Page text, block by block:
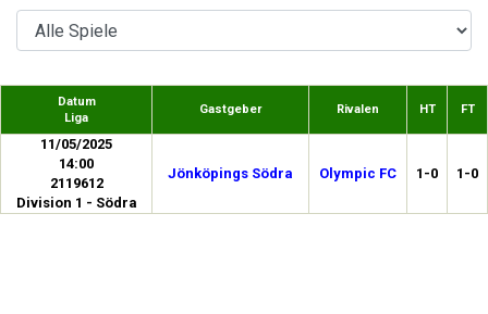
Datum
Liga
Gastgeber Rivalen HT FT
11/05/2025
14:00
2119612
Division 1 - Södra
Jönköpings Södra Olympic FC 1-0 1-0